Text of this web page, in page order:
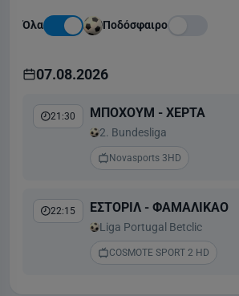
Όλα Ποδόσφαιρο
07.08.2026
21:30 ΜΠΟΧΟΥΜ - ΧΕΡΤΑ
2. Bundesliga
Novasports 3HD
22:15 ΕΣΤΟΡΙΛ - ΦΑΜΑΛΙΚΑΟ
Liga Portugal Betclic
COSMOTE SPORT 2 HD